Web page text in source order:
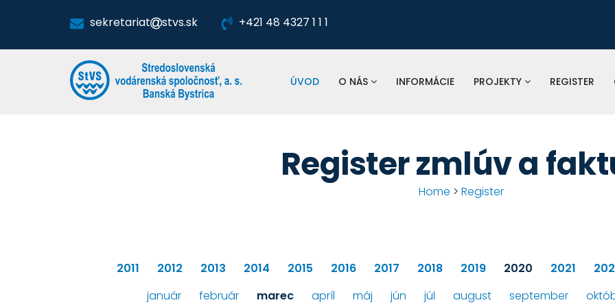
sekretariat stvs.sk +421 48 4327 1 1 1
Pre
vodomerov,
spoločnosť:
ÚVOD O NÁS INFORMÁCIE PROJEKTY REGISTER
Register zmlúv a
Home > Register
2011 2012 2013 2014 2015 2016 2017 2018 2019 2020 2021
január
február marec apríl máj jún júl august september